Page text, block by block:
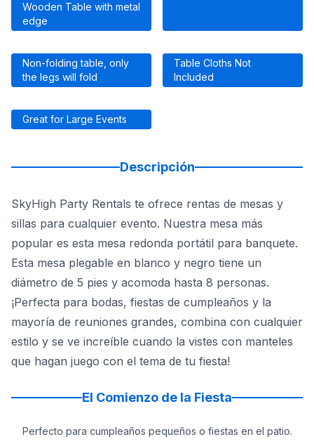
Wooden Table with metal
edge
Non-folding table, only
the legs will fold
Table Cloths Not
Included
Great for Large Events
Descripción
SkyHigh Party Rentals te ofrece rentas de mesas y
sillas para cualquier evento. Nuestra mesa más
popular es esta mesa redonda portátil para banquete.
Esta mesa plegable en blanco y negro tiene un
diámetro de 5 pies y acomoda hasta 8 personas.
¡Perfecta para bodas, fiestas de cumpleaños y la
mayoría de reuniones grandes, combina con cualquier
estilo y se ve increíble cuando la vistes con manteles
que hagan juego con el tema de tu fiesta!
El Comienzo de la Fiesta
Perfecto para cumpleaños pequeños o fiestas en el patio.